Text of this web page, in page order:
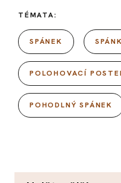
TÉMATA:
SPÁNEK
POLOHOVACÍ
POHODLNÝ SPÁNEK